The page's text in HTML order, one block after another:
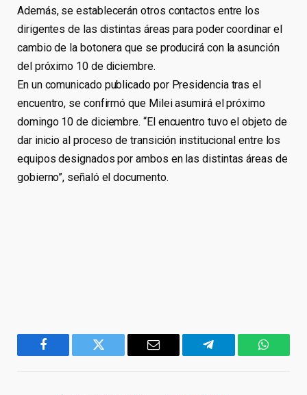
Además, se establecerán otros contactos entre los
dirigentes de las distintas áreas para poder coordinar el
cambio de la botonera que se producirá con la asunción
del próximo 10 de diciembre.
En un comunicado publicado por Presidencia tras el
encuentro, se confirmó que Milei asumirá el próximo
domingo 10 de diciembre. “El encuentro tuvo el objeto de
dar inicio al proceso de transición institucional entre los
equipos designados por ambos en las distintas áreas de
gobierno”, señaló el documento.
Facebook Twitter Email Telegram